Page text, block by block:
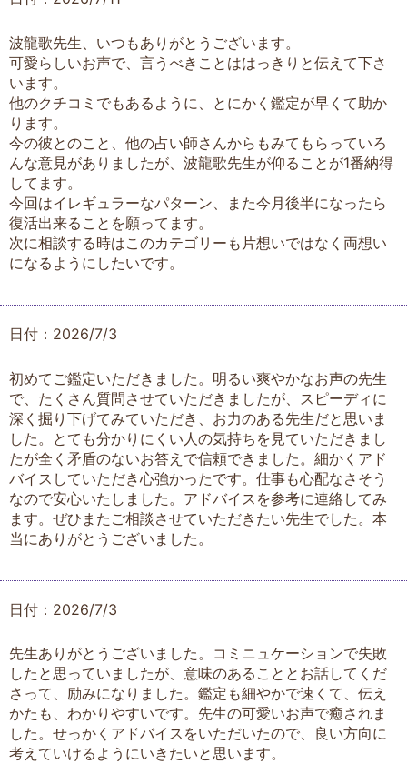
波龍歌先生、いつもありがとうございます。
可愛らしいお声で、言うべきことははっきりと伝えて下さ
います。
他のクチコミでもあるように、とにかく鑑定が早くて助か
ります。
今の彼とのこと、他の占い師さんからもみてもらっていろ
んな意見がありましたが、波龍歌先生が仰ることが1番納得
してます。
今回はイレギュラーなパターン、また今月後半になったら
復活出来ることを願ってます。
次に相談する時はこのカテゴリーも片想いではなく両想い
になるようにしたいです。
日付：2026/7/3
初めてご鑑定いただきました。明るい爽やかなお声の先生
で、たくさん質問させていただきましたが、スピーディに
深く掘り下げてみていただき、お力のある先生だと思いま
した。とても分かりにくい人の気持ちを見ていただきまし
たが全く矛盾のないお答えで信頼できました。細かくアド
バイスしていただき心強かったです。仕事も心配なさそう
なので安心いたしました。アドバイスを参考に連絡してみ
ます。ぜひまたご相談させていただきたい先生でした。本
当にありがとうございました。
日付：2026/7/3
先生ありがとうございました。コミニュケーションで失敗
したと思っていましたが、意味のあることとお話してくだ
さって、励みになりました。鑑定も細やかで速くて、伝え
かたも、わかりやすいです。先生の可愛いお声で癒されま
した。せっかくアドバイスをいただいたので、良い方向に
考えていけるようにいきたいと思います。